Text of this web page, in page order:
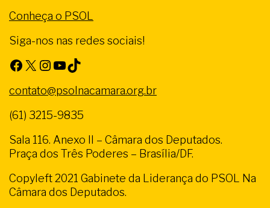
Conheça o PSOL
Siga-nos nas redes sociais!
Facebook X Instagram Youtube TikTok
contato@psolnacamara.org.br
(61) 3215-9835
Sala 116. Anexo II – Câmara dos Deputados.
Praça dos Três Poderes – Brasília/DF.
Copyleft 2021 Gabinete da Liderança do PSOL Na
Câmara dos Deputados.